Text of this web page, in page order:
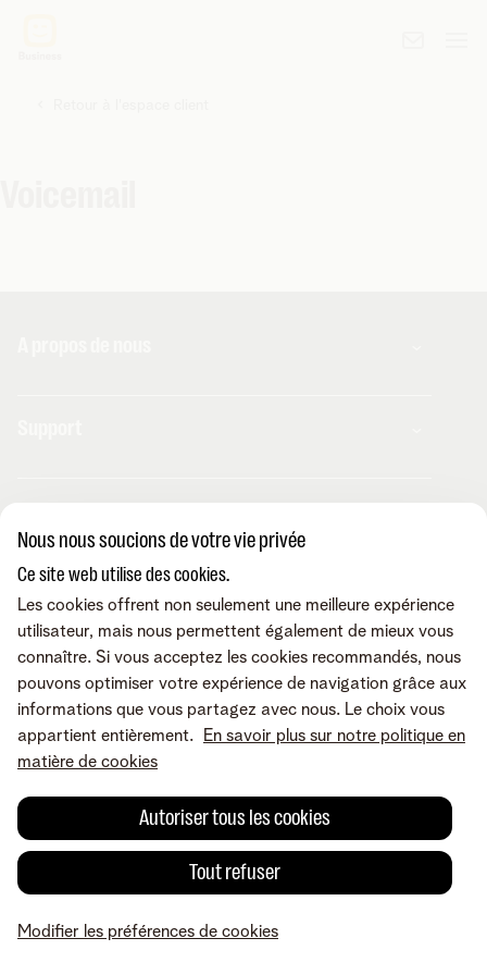
Le portail MyBill
Le portail TIP
Le portail MyCloud
Portails en ligne
Contactez-nous
Rappelez-moi
Par e-mail
Prenez un rendez-vous
Retrouvez-nous sur
Conditions Mentions légales Politique de confidentialité
Modifier les préférences
de cookies
Cookie policy Accessibilité
© Telenet 2026 - Telenet SRL - Liersesteenweg 4, 2800 Malines -
TVA BE 0473.416.418 - RPM Anvers dep. Malines
Nous nous soucions de votre vie privée
Ce site web utilise des cookies.
Les cookies offrent non seulement une meilleure expérience
utilisateur, mais nous permettent également de mieux vous
connaître. Si vous acceptez les cookies recommandés, nous
pouvons optimiser votre expérience de navigation grâce aux
informations que vous partagez avec nous. Le choix vous
appartient entièrement.
En savoir plus sur notre politique en
matière de cookies
Tout refuser
Autoriser tous les cookies
Modifier les préférences de cookies